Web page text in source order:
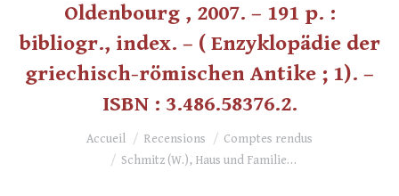
Oldenbourg , 2007. – 191 p. :
bibliogr., index. – ( Enzyklopädie der
griechisch-römischen Antike ; 1). –
ISBN : 3.486.58376.2.
Vous êtes ici :Accueil Recensions
Comptes rendus
Schmitz (W.), Haus und Familie…